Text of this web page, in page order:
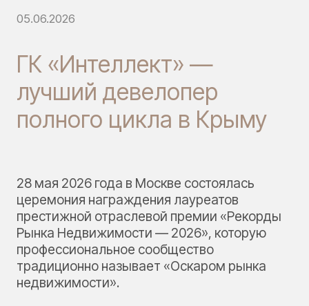
ГК «Интеллект» —
лучший девелопер
полного цикла в Крыму
05.06.2026
28 мая 2026 года в Москве состоялась
церемония награждения лауреатов
престижной отраслевой премии «Рекорды
Рынка Недвижимости — 2026», которую
профессиональное сообщество
традиционно называет «Оскаром рынка
недвижимости».